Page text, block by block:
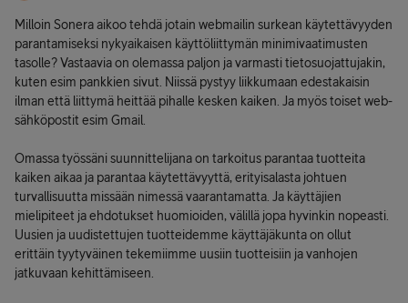
Milloin Sonera aikoo tehdä jotain webmailin surkean käytettävyyden
parantamiseksi nykyaikaisen käyttöliittymän minimivaatimusten
tasolle? Vastaavia on olemassa paljon ja varmasti tietosuojattujakin,
kuten esim pankkien sivut. Niissä pystyy liikkumaan edestakaisin
ilman että liittymä heittää pihalle kesken kaiken. Ja myös toiset web-
sähköpostit esim Gmail.
Omassa työssäni suunnittelijana on tarkoitus parantaa tuotteita
kaiken aikaa ja parantaa käytettävyyttä, erityisalasta johtuen
turvallisuutta missään nimessä vaarantamatta. Ja käyttäjien
mielipiteet ja ehdotukset huomioiden, välillä jopa hyvinkin nopeasti.
Uusien ja uudistettujen tuotteidemme käyttäjäkunta on ollut
erittäin tyytyväinen tekemiimme uusiin tuotteisiin ja vanhojen
jatkuvaan kehittämiseen.